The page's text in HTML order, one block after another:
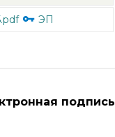
ЭП
подпись